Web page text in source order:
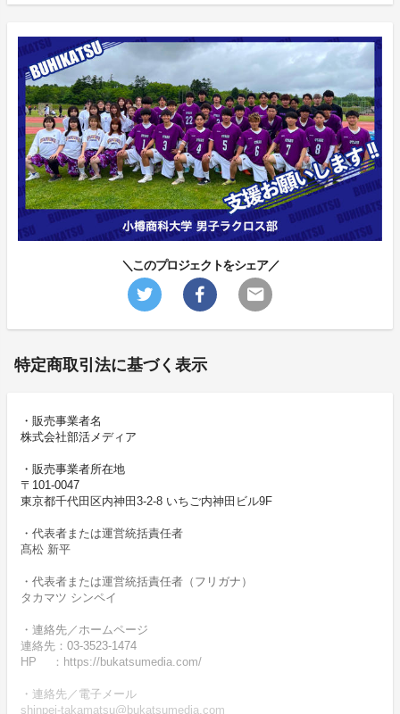
＼このプロジェクトをシェア／
特定商取引法に基づく表示
・販売事業者名
株式会社部活メディア
・販売事業者所在地
〒101-0047
東京都千代田区内神田3-2-8 いちご内神田ビル9F
・代表者または運営統括責任者
髙松 新平
・代表者または運営統括責任者（フリガナ）
タカマツ シンペイ
・連絡先／ホームページ
連絡先：03-3523-1474
HP ：https://bukatsumedia.com/
・連絡先／電子メール
shinpei-takamatsu@bukatsumedia.com